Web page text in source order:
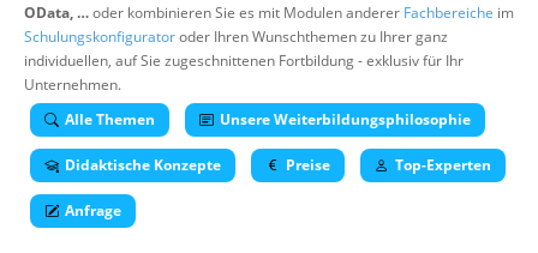
OData, …oder kombinieren Sie es mit Modulen anderer Fachbereiche im
Schulungskonfiguratoroder Ihren Wunschthemen zu Ihrer ganz
individuellen, auf Sie zugeschnittenen Fortbildung - exklusiv für Ihr
Unternehmen.
Alle Themen
Unsere Weiterbildungsphilosophie
Didaktische Konzepte Preise Top-Experten
Anfrage